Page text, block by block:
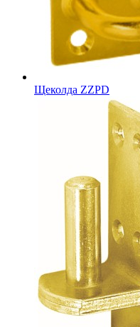
Щеколда ZZPD